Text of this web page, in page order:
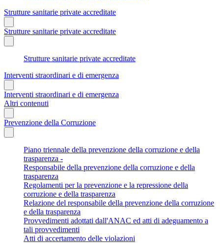
Strutture sanitarie private accreditate
Strutture sanitarie private accreditate
Strutture sanitarie private accreditate
Interventi straordinari e di emergenza
Interventi straordinari e di emergenza
Altri contenuti
Prevenzione della Corruzione
Piano triennale della prevenzione della corruzione e della
trasparenza -
Responsabile della prevenzione della corruzione e della
trasparenza
Regolamenti per la prevenzione e la repressione della
corruzione e della trasparenza
Relazione del responsabile della prevenzione della corruzione
e della trasparenza
Provvedimenti adottati dall'ANAC ed atti di adeguamento a
tali provvedimenti
Atti di accertamento delle violazioni